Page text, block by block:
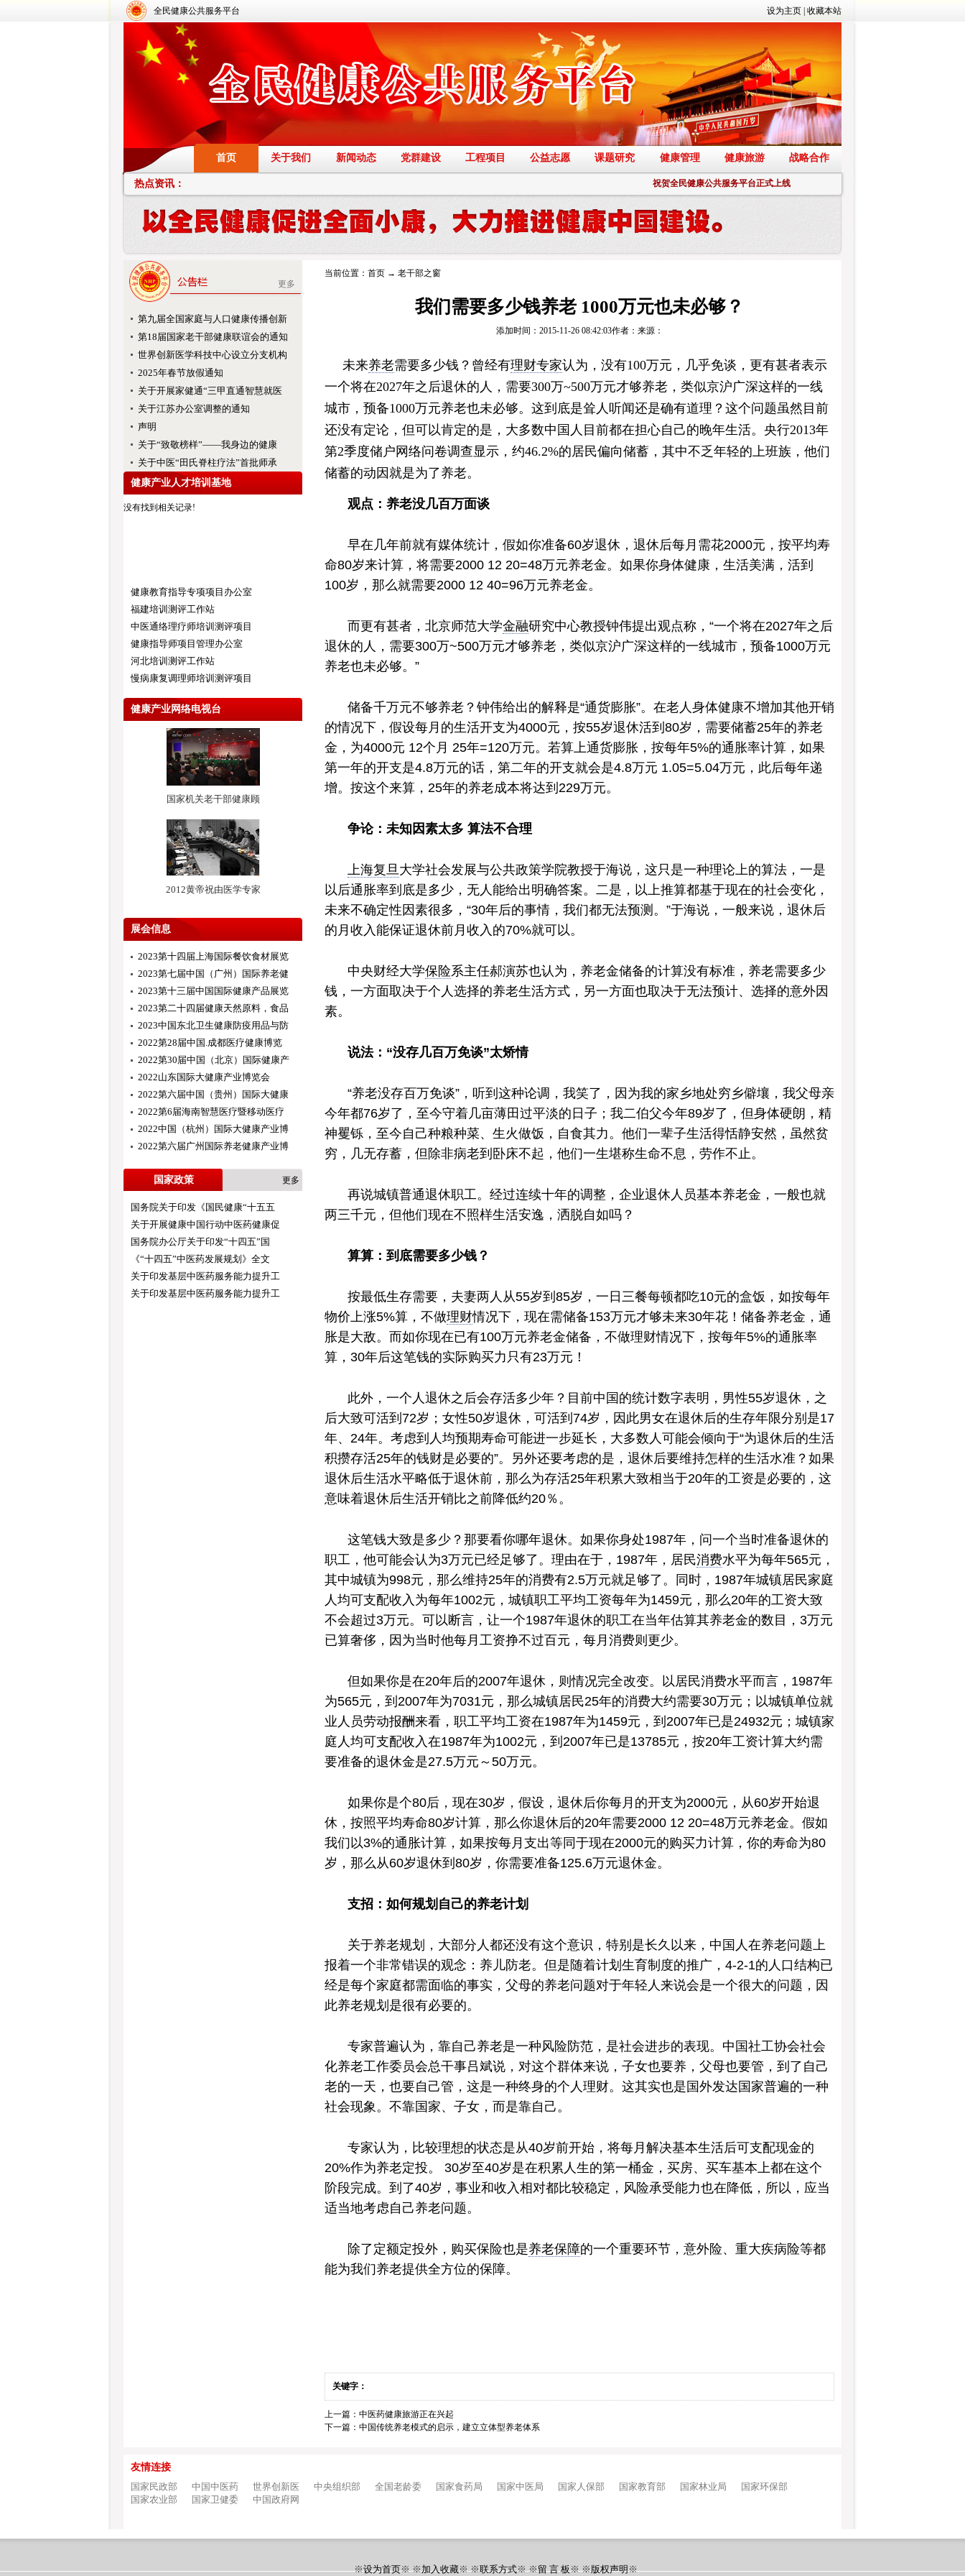
全民健康公共服务平台 设为主页 收藏本站
首页 关于我们 新闻动态 党群建设 工程项目 公益志愿 课题研究 健康管理 健康旅游 战略合作
热点资讯： 祝贺全民健康公共服务平台正式上线
更多
第九届全国家庭与人口健康传播创新
第18届国家老干部健康联谊会的通知
世界创新医学科技中心设立分支机构
2025年春节放假通知
关于开展家健通“三甲直通智慧就医
关于江苏办公室调整的通知
声明
关于“致敬榜样”——我身边的健康
关于中医“田氏脊柱疗法”首批师承
健康产业人才培训基地
没有找到相关记录!
健康教育指导专项项目办公室
福建培训测评工作站
中医通络理疗师培训测评项目
健康指导师项目管理办公室
河北培训测评工作站
慢病康复调理师培训测评项目
健康产业网络电视台
国家机关老干部健康顾
2012黄帝祝由医学专家
展会信息
2023第十四届上海国际餐饮食材展览
2023第七届中国（广州）国际养老健
2023第十三届中国国际健康产品展览
2023第二十四届健康天然原料，食品
2023中国东北卫生健康防疫用品与防
2022第28届中国.成都医疗健康博览
2022第30届中国（北京）国际健康产
2022山东国际大健康产业博览会
2022第六届中国（贵州）国际大健康
2022第6届海南智慧医疗暨移动医疗
2022中国（杭州）国际大健康产业博
2022第六届广州国际养老健康产业博
国家政策 更多
国务院关于印发《国民健康“十五五
关于开展健康中国行动中医药健康促
国务院办公厅关于印发“十四五”国
《“十四五”中医药发展规划》全文
关于印发基层中医药服务能力提升工
关于印发基层中医药服务能力提升工
当前位置： 首页 → 老干部之窗
我们需要多少钱养老 1000万元也未必够？
添加时间：2015-11-26 08:42:03作者：来源：
未来养老需要多少钱？曾经有理财专家认为，没有100万元，几乎免谈，更有甚者表示
一个将在2027年之后退休的人，需要300万~500万元才够养老，类似京沪广深这样的一线
城市，预备1000万元养老也未必够。这到底是耸人听闻还是确有道理？这个问题虽然目前
还没有定论，但可以肯定的是，大多数中国人目前都在担心自己的晚年生活。央行2013年
第2季度储户网络问卷调查显示，约46.2%的居民偏向储蓄，其中不乏年轻的上班族，他们
储蓄的动因就是为了养老。
观点：养老没几百万面谈
早在几年前就有媒体统计，假如你准备60岁退休，退休后每月需花2000元，按平均寿
命80岁来计算，将需要2000 12 20=48万元养老金。如果你身体健康，生活美满，活到
100岁，那么就需要2000 12 40=96万元养老金。
而更有甚者，北京师范大学金融研究中心教授钟伟提出观点称，“一个将在2027年之后
退休的人，需要300万~500万元才够养老，类似京沪广深这样的一线城市，预备1000万元
养老也未必够。”
储备千万元不够养老？钟伟给出的解释是“通货膨胀”。在老人身体健康不增加其他开销
的情况下，假设每月的生活开支为4000元，按55岁退休活到80岁，需要储蓄25年的养老
金，为4000元 12个月 25年=120万元。若算上通货膨胀，按每年5%的通胀率计算，如果
第一年的开支是4.8万元的话，第二年的开支就会是4.8万元 1.05=5.04万元，此后每年递
增。按这个来算，25年的养老成本将达到229万元。
争论：未知因素太多 算法不合理
上海复旦大学社会发展与公共政策学院教授于海说，这只是一种理论上的算法，一是
以后通胀率到底是多少，无人能给出明确答案。二是，以上推算都基于现在的社会变化，
未来不确定性因素很多，“30年后的事情，我们都无法预测。”于海说，一般来说，退休后
的月收入能保证退休前月收入的70%就可以。
中央财经大学保险系主任郝演苏也认为，养老金储备的计算没有标准，养老需要多少
钱，一方面取决于个人选择的养老生活方式，另一方面也取决于无法预计、选择的意外因
素。
说法：“没存几百万免谈”太矫情
“养老没存百万免谈”，听到这种论调，我笑了，因为我的家乡地处穷乡僻壤，我父母亲
今年都76岁了，至今守着几亩薄田过平淡的日子；我二伯父今年89岁了，但身体硬朗，精
神矍铄，至今自己种粮种菜、生火做饭，自食其力。他们一辈子生活得恬静安然，虽然贫
穷，几无存蓄，但除非病老到卧床不起，他们一生堪称生命不息，劳作不止。
再说城镇普通退休职工。经过连续十年的调整，企业退休人员基本养老金，一般也就
两三千元，但他们现在不照样生活安逸，洒脱自如吗？
算算：到底需要多少钱？
按最低生存需要，夫妻两人从55岁到85岁，一日三餐每顿都吃10元的盒饭，如按每年
物价上涨5%算，不做理财情况下，现在需储备153万元才够未来30年花！储备养老金，通
胀是大敌。而如你现在已有100万元养老金储备，不做理财情况下，按每年5%的通胀率
算，30年后这笔钱的实际购买力只有23万元！
此外，一个人退休之后会存活多少年？目前中国的统计数字表明，男性55岁退休，之
后大致可活到72岁；女性50岁退休，可活到74岁，因此男女在退休后的生存年限分别是17
年、24年。考虑到人均预期寿命可能进一步延长，大多数人可能会倾向于“为退休后的生活
积攒存活25年的钱财是必要的”。另外还要考虑的是，退休后要维持怎样的生活水准？如果
退休后生活水平略低于退休前，那么为存活25年积累大致相当于20年的工资是必要的，这
意味着退休后生活开销比之前降低约20％。
这笔钱大致是多少？那要看你哪年退休。如果你身处1987年，问一个当时准备退休的
职工，他可能会认为3万元已经足够了。理由在于，1987年，居民消费水平为每年565元，
其中城镇为998元，那么维持25年的消费有2.5万元就足够了。同时，1987年城镇居民家庭
人均可支配收入为每年1002元，城镇职工平均工资每年为1459元，那么20年的工资大致
不会超过3万元。可以断言，让一个1987年退休的职工在当年估算其养老金的数目，3万元
已算奢侈，因为当时他每月工资挣不过百元，每月消费则更少。
但如果你是在20年后的2007年退休，则情况完全改变。以居民消费水平而言，1987年
为565元，到2007年为7031元，那么城镇居民25年的消费大约需要30万元；以城镇单位就
业人员劳动报酬来看，职工平均工资在1987年为1459元，到2007年已是24932元；城镇家
庭人均可支配收入在1987年为1002元，到2007年已是13785元，按20年工资计算大约需
要准备的退休金是27.5万元～50万元。
如果你是个80后，现在30岁，假设，退休后你每月的开支为2000元，从60岁开始退
休，按照平均寿命80岁计算，那么你退休后的20年需要2000 12 20=48万元养老金。假如
我们以3%的通胀计算，如果按每月支出等同于现在2000元的购买力计算，你的寿命为80
岁，那么从60岁退休到80岁，你需要准备125.6万元退休金。
支招：如何规划自己的养老计划
关于养老规划，大部分人都还没有这个意识，特别是长久以来，中国人在养老问题上
报着一个非常错误的观念：养儿防老。但是随着计划生育制度的推广，4-2-1的人口结构已
经是每个家庭都需面临的事实，父母的养老问题对于年轻人来说会是一个很大的问题，因
此养老规划是很有必要的。
专家普遍认为，靠自己养老是一种风险防范，是社会进步的表现。中国社工协会社会
化养老工作委员会总干事吕斌说，对这个群体来说，子女也要养，父母也要管，到了自己
老的一天，也要自己管，这是一种终身的个人理财。这其实也是国外发达国家普遍的一种
社会现象。不靠国家、子女，而是靠自己。
专家认为，比较理想的状态是从40岁前开始，将每月解决基本生活后可支配现金的
20%作为养老定投。 30岁至40岁是在积累人生的第一桶金，买房、买车基本上都在这个
阶段完成。到了40岁，事业和收入相对都比较稳定，风险承受能力也在降低，所以，应当
适当地考虑自己养老问题。
除了定额定投外，购买保险也是养老保障的一个重要环节，意外险、重大疾病险等都
能为我们养老提供全方位的保障。
关键字：
上一篇： 中医药健康旅游正在兴起
下一篇： 中国传统养老模式的启示，建立立体型养老体系
友情连接
国家民政部
中国中医药 世界创新医 中央组织部 全国老龄委 国家食药局 国家中医局 国家人保部 国家教育部 国家林业局
国家环保部
国家农业部
国家卫健委 中国政府网
※设为首页※ ※加入收藏※ ※联系方式※ ※留 言 板※ ※版权声明※